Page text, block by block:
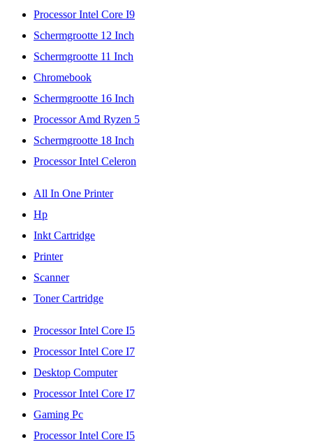
Processor Intel Core I9
Schermgrootte 12 Inch
Schermgrootte 11 Inch
Chromebook
Schermgrootte 16 Inch
Processor Amd Ryzen 5
Schermgrootte 18 Inch
Processor Intel Celeron
All In One Printer
Hp
Inkt Cartridge
Printer
Scanner
Toner Cartridge
Processor Intel Core I5
Processor Intel Core I7
Desktop Computer
Processor Intel Core I7
Gaming Pc
Processor Intel Core I5